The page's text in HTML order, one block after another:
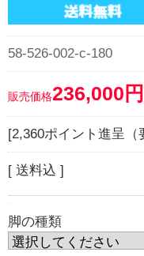
58-526-002-c-180
販売価格236,000円
[2,360ポイント進呈
[ 送料込 ]
脚の種類